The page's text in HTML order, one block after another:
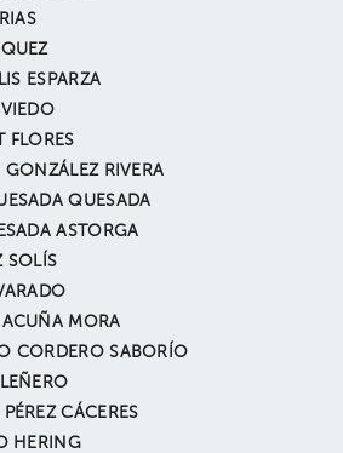
ESPARZA
FLORES
GONZÁLEZ RIVERA
QUESADA
ASTORGA
SOLÍS
ACUÑA MORA
CORDERO SABORÍO
CÁCERES
HERING